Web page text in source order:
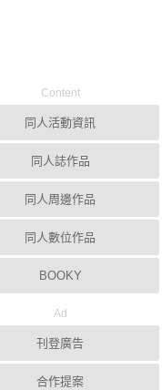
Content
同人活動資訊
同人誌作品
同人周邊作品
同人數位作品
BOOKY
Ad
刊登廣告
合作提案